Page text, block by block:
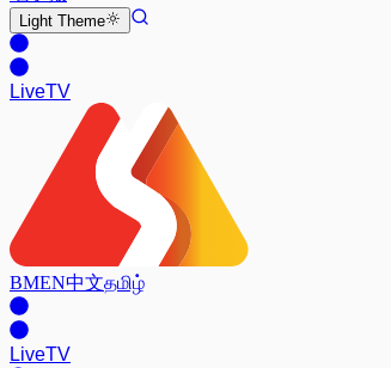
Light Theme
LiveTV
BMEN中文தமிழ்
LiveTV